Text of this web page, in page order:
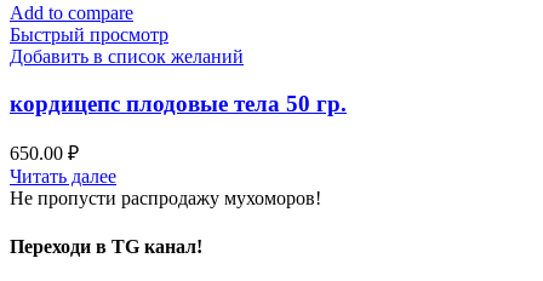
Add to compare
Быстрый просмотр
Добавить в список желаний
кордицепс плодовые тела 50 гр.
650.00 ₽
Читать далее
Не пропусти распродажу мухоморов!
Переходи в TG канал!